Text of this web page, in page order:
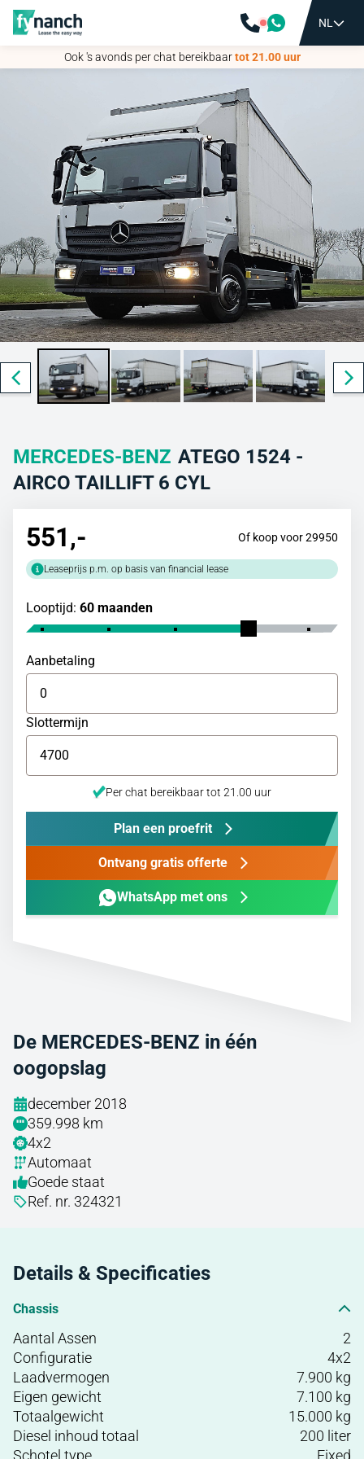
NL
Ook 's avonds per chat bereikbaartot 21.00 uur
NL
Ook 's avonds per chat bereikbaartot 21.00 uur
MERCEDES-BENZ ATEGO 1524 -
AIRCO TAILLIFT 6 CYL
De MERCEDES-BENZ in één
oogopslag
december 2018
359.998 km
4x2
Automaat
Goede staat
Ref. nr. 324321
Details & Specificaties
Chassis
Aantal Assen
2
Configuratie
4x2
Laadvermogen
7.900 kg
Eigen gewicht
7.100 kg
Totaalgewicht
15.000 kg
Diesel inhoud totaal
200 liter
Schotel type
Fixed
551,- Of koop voor 29950
Leaseprijs p.m. op basis van financial lease
Looptijd: 60 maanden
Aanbetaling
Slottermijn
Per chat bereikbaar tot 21.00 uur
Plan een proefrit
Ontvang gratis offerte
WhatsApp met ons